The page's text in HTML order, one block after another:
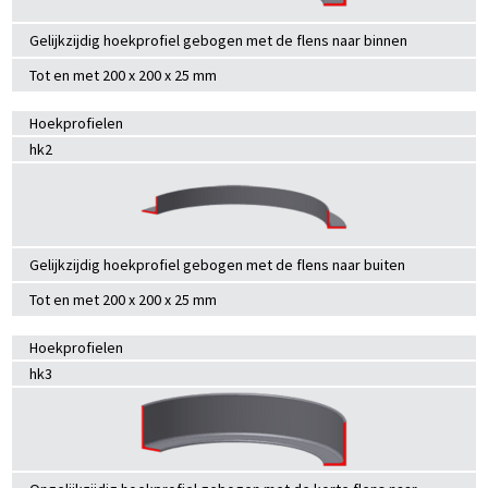
Gelijkzijdig hoekprofiel gebogen met de flens naar binnen
Tot en met 200 x 200 x 25 mm
Hoekprofielen
hk2
Gelijkzijdig hoekprofiel gebogen met de flens naar buiten
Tot en met 200 x 200 x 25 mm
Hoekprofielen
hk3